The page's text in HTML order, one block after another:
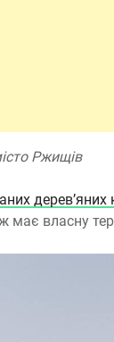
Ржищів
дерев’яних
має власну